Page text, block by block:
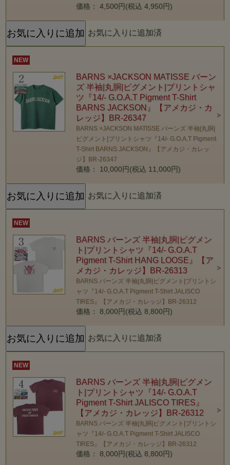
価格： 4,500円(税込 4,950円)
お気に入りに追加済
NEW
BARNS ×JACKSON MATISSE バーン
ズ 半袖|丸胴|ピグメント|プリントシャ
ツ『14/- G.O.A.T Pigment T-Shirt
BARNS JACKSON』【アメカジ・カ
レッジ】BR-26347
BARNS ×JACKSON MATISSE バーンズ 半袖|丸胴|
ピグメント|プリントシャツ『14/- G.O.A.T Pigment
T-Shirt BARNS JACKSON』【アメカジ・カレッ
ジ】BR-26347
価格： 10,000円(税込 11,000円)
お気に入りに追加済
NEW
BARNS バーンズ 半袖|丸胴|ピグメン
ト|プリントシャツ『14/- G.O.A.T
Pigment T-Shirt HANG LOOSE』【ア
メカジ・カレッジ】BR-26313
BARNS バーンズ 半袖|丸胴|ピグメント|プリントシ
ャツ『14/- G.O.A.T Pigment T-Shirt JALISCO
TIRES』【アメカジ・カレッジ】BR-26312
価格： 8,000円(税込 8,800円)
お気に入りに追加済
NEW
BARNS バーンズ 半袖|丸胴|ピグメン
ト|プリントシャツ『14/- G.O.A.T
Pigment T-Shirt JALISCO TIRES』
【アメカジ・カレッジ】BR-26312
BARNS バーンズ 半袖|丸胴|ピグメント|プリントシ
ャツ『14/- G.O.A.T Pigment T-Shirt JALISCO
TIRES』【アメカジ・カレッジ】BR-26312
価格： 8,000円(税込 8,800円)